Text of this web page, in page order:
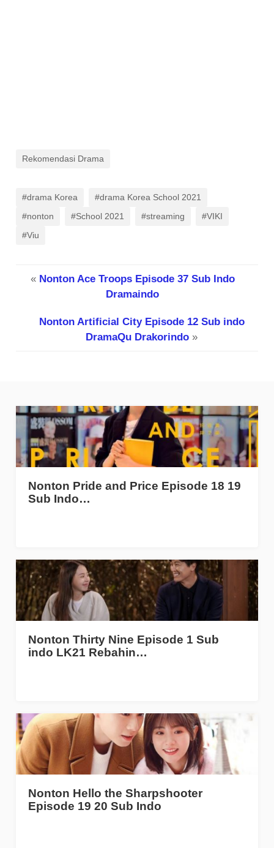
Rekomendasi Drama
#drama Korea
#drama Korea School 2021
#nonton
#School 2021 #streaming
#VIKI
#Viu
« Nonton Ace Troops Episode 37 Sub Indo
Dramaindo
Nonton Artificial City Episode 12 Sub indo
DramaQu Drakorindo »
Nonton Pride and Price Episode 18 19
Sub Indo…
Nonton Thirty Nine Episode 1 Sub
indo LK21 Rebahin…
Nonton Hello the Sharpshooter
Episode 19 20 Sub Indo